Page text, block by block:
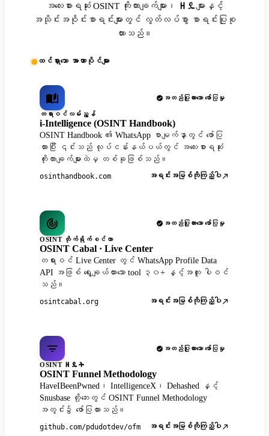
အလေးစားရဆုံး OSINT ကိုးကားချက်များ၊ ዘዴများနှင့်
အသိုင်းအဝိုင်းစာရင်းများတွင် လွတ်လပ်စွာ စာရင်းပြုစု
ထားသည်။
ထင်ရှားသော အာဏာပိုင်များ
အတည်ပြုထားသော ဖော်ပြမှု
တရားဝင်လမ်းညွှန်
i-Intelligence (OSINT Handbook)
OSINT Handbook ၏ WhatsApp စာမျက်နှာတွင် ဖော်ပြ
ထားပြီး ၎င်းသည် လုပ်ငန်းနယ်ပယ်တွင် အလေးစားရဆုံး
ကိုးကားချက်များထဲမှ တစ်ခုဖြစ်သည်။
osinthandbook.com အရင်းအမြစ်ကိုကြည့်ပါ
အတည်ပြုထားသော ဖော်ပြမှု
OSINT တိုက်ရိုက်စင်တာ
OSINT Cabal · Live Center
တရားဝင် Live Center တွင် WhatsApp Profile Data
API အဖြစ် ရွေးချယ်ထားသော tool ၃၀+ နှင့်အတူ ပါဝင်
သည်။
osintcabal.org အရင်းအမြစ်ကိုကြည့်ပါ
အတည်ပြုထားသော ဖော်ပြမှု
OSINT ዘዴት
OSINT Funnel Methodology
HaveIBeenPwned၊ IntelligenceX၊ Dehashed နှင့်
Snusbase တို့ဘေးတွင် OSINT Funnel Methodology
အတွင်း၌ ဖော်ပြထားသည်။
github.com/pdudotdev/ofm အရင်းအမြစ်ကိုကြည့်ပါ